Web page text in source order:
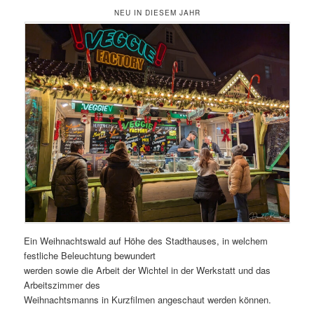
NEU IN DIESEM JAHR
Ein Weihnachtswald auf Höhe des Stadthauses, in welchem
festliche Beleuchtung bewundert
werden sowie die Arbeit der Wichtel in der Werkstatt und das
Arbeitszimmer des
Weihnachtsmanns in Kurzfilmen angeschaut werden können.